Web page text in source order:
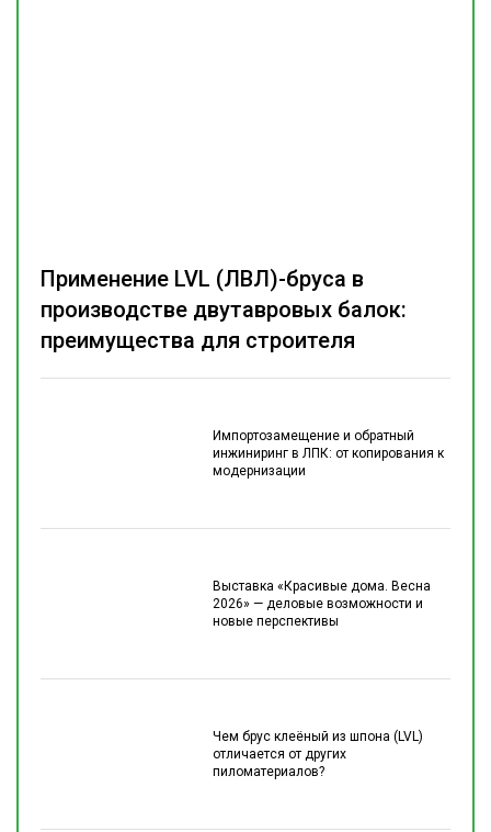
Импортозамещение и обратный
инжиниринг в ЛПК: от копирования к
модернизации
Выставка «Красивые дома. Весна
2026» — деловые возможности и
новые перспективы
Чем брус клеёный из шпона (LVL)
отличается от других
пиломатериалов?
Применение LVL (ЛВЛ)-бруса в
производстве двутавровых балок:
преимущества для строителя